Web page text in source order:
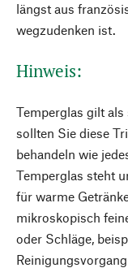
längst aus
wegzudenken ist.
Hinweis:
Temperglas gilt
sollten Sie diese
behandeln wie
Temperglas steht
für warme
mikroskopisch
oder Schläge,